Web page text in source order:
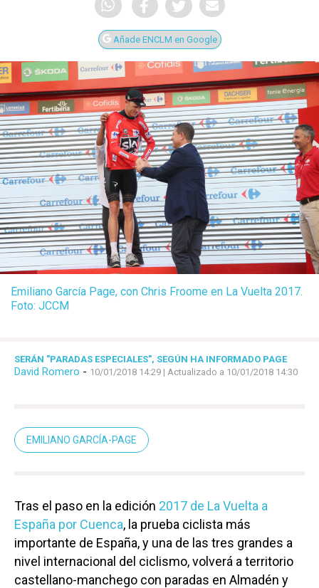
Añade ENCLM en Google
Emiliano García Page, con Chris Froome en La Vuelta 2017.
Foto: JCCM
SERÁN "PARADAS ESPECIALES", SEGÚN HA INFORMADO PAGE
David Romero - 10/01/2018 14:29 | Actualizado a 10/01/2018 14:30
EMILIANO GARCÍA-PAGE
Tras el paso en la edición 2017 de La Vuelta a
España por Cuenca, la prueba ciclista más
importante de España, y una de las tres grandes a
nivel internacional del ciclismo, volverá a territorio
castellano-manchego con paradas en Almadén y